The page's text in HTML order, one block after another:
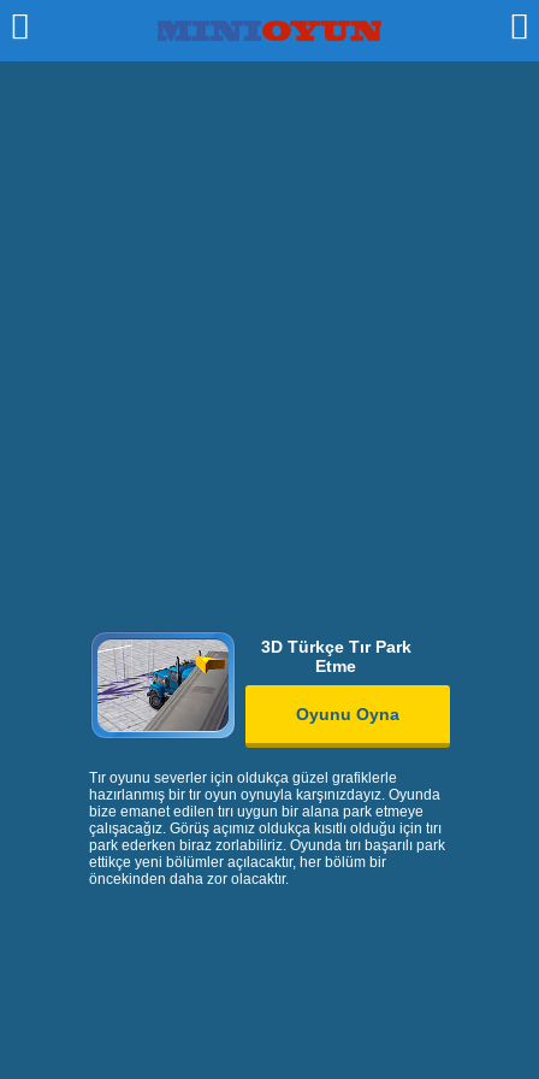
3D Türkçe Tır Park
Etme
Oyunu Oyna
Tır oyunu severler için oldukça güzel grafiklerle
hazırlanmış bir tır oyun oynuyla karşınızdayız. Oyunda
bize emanet edilen tırı uygun bir alana park etmeye
çalışacağız. Görüş açımız oldukça kısıtlı olduğu için tırı
park ederken biraz zorlabiliriz. Oyunda tırı başarılı park
ettikçe yeni bölümler açılacaktır, her bölüm bir
öncekinden daha zor olacaktır.